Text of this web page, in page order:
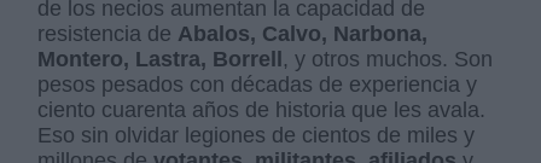
de los necios aumentan la capacidad de
resistencia de Abalos, Calvo, Narbona,
Montero, Lastra, Borrell , y otros muchos. Son
pesos pesados con décadas de experiencia y
ciento cuarenta años de historia que les avala.
Eso sin olvidar legiones de cientos de miles y